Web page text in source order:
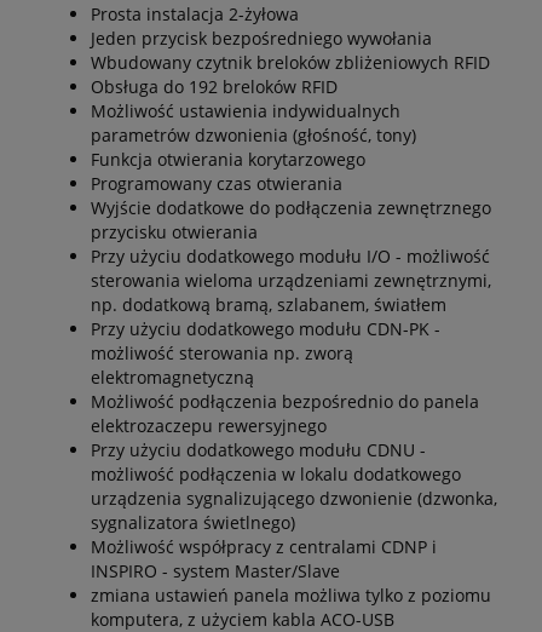
Prosta instalacja 2-żyłowa
Jeden przycisk bezpośredniego wywołania
Wbudowany czytnik breloków zbliżeniowych RFID
Obsługa do 192 breloków RFID
Możliwość ustawienia indywidualnych
parametrów dzwonienia (głośność, tony)
Funkcja otwierania korytarzowego
Programowany czas otwierania
Wyjście dodatkowe do podłączenia zewnętrznego
przycisku otwierania
Przy użyciu dodatkowego modułu I/O - możliwość
sterowania wieloma urządzeniami zewnętrznymi,
np. dodatkową bramą, szlabanem, światłem
Przy użyciu dodatkowego modułu CDN-PK -
możliwość sterowania np. zworą
elektromagnetyczną
Możliwość podłączenia bezpośrednio do panela
elektrozaczepu rewersyjnego
Przy użyciu dodatkowego modułu CDNU -
możliwość podłączenia w lokalu dodatkowego
urządzenia sygnalizującego dzwonienie (dzwonka,
sygnalizatora świetlnego)
Możliwość współpracy z centralami CDNP i
INSPIRO - system Master/Slave
zmiana ustawień panela możliwa tylko z poziomu
komputera, z użyciem kabla ACO-USB